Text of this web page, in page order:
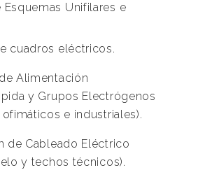
Esquemas Unifilares e
cuadros eléctricos.
Alimentación
y Grupos Electrógenos
e industriales).
de Cableado Eléctrico
y techos técnicos).